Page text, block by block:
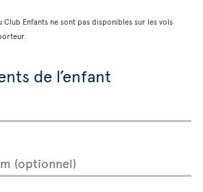
Club Enfants ne sont pas disponibles sur les vols
de l’enfant
(optionnel)